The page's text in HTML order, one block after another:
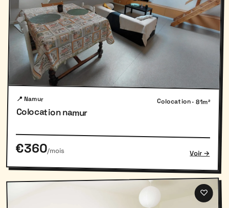
📍 Namur Colocation · 81m²
Colocation namur
€360/mois Voir →
♡